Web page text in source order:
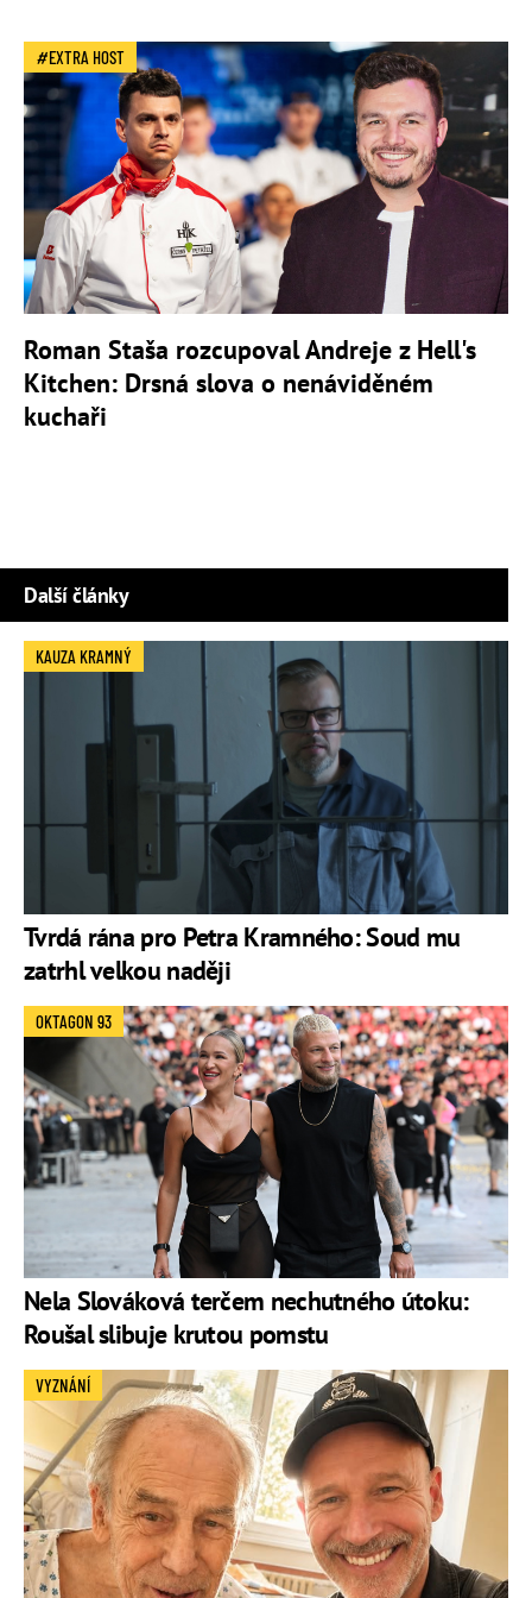
EXTRA HOST
Roman Staša rozcupoval Andreje z Hell's
Kitchen: Drsná slova o nenáviděném
kuchaři
Další články
Tvrdá rána pro Petra Kramného: Soud mu
zatrhl velkou naději
KAUZA KRAMNÝ
Nela Slováková terčem nechutného útoku:
Roušal slibuje krutou pomstu
OKTAGON 93
VYZNÁNÍ